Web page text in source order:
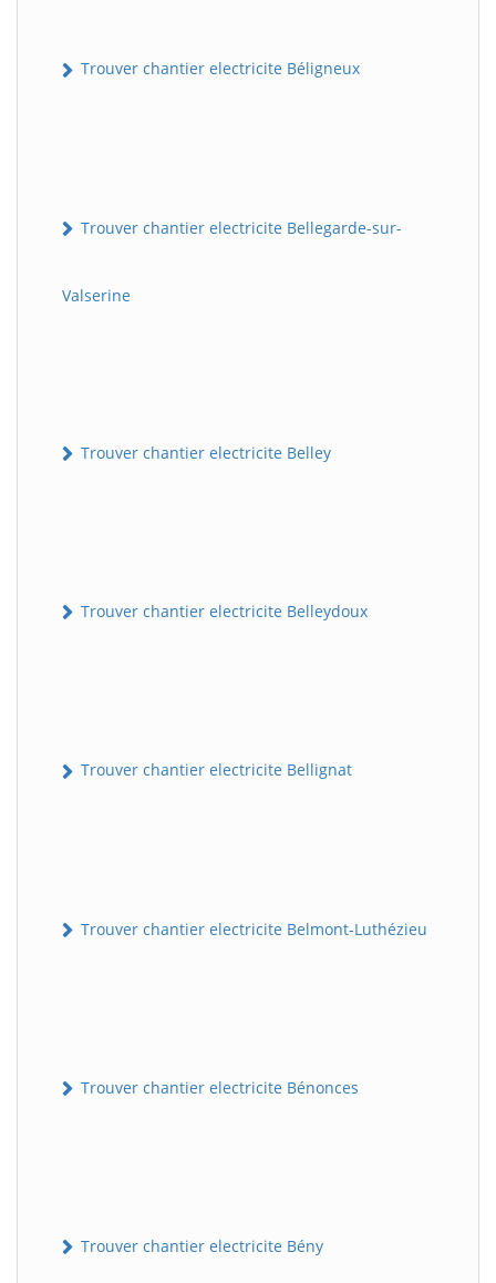
Trouver chantier electricite Béligneux
Trouver chantier electricite Bellegarde-sur-
Valserine
Trouver chantier electricite Belley
Trouver chantier electricite Belleydoux
Trouver chantier electricite Bellignat
Trouver chantier electricite Belmont-Luthézieu
Trouver chantier electricite Bénonces
Trouver chantier electricite Bény